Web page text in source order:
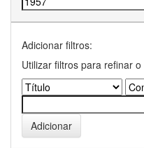
Adicionar filtros:
Utilizar filtros para refinar